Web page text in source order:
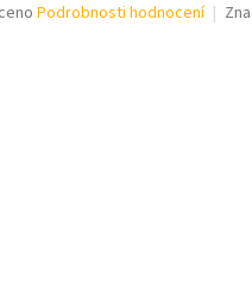
Podrobnosti hodnocení